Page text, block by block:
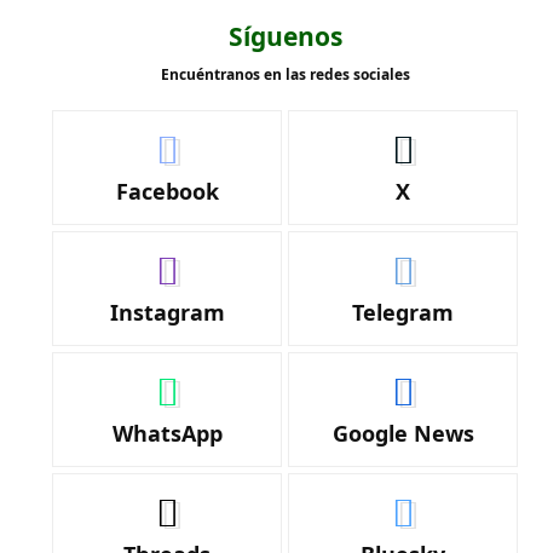
Síguenos
Encuéntranos en las redes sociales
Facebook X
Instagram Telegram
WhatsApp Google News